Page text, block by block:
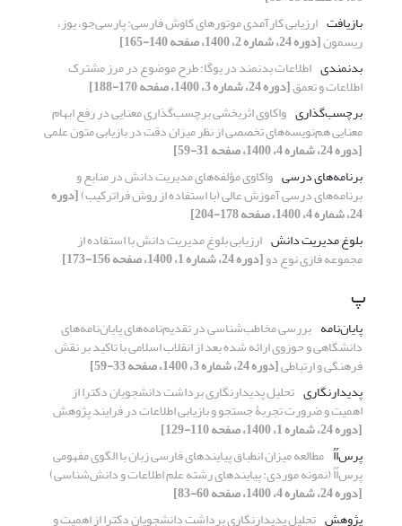
بازیافت ارزیابی کارآمدی موتورهای کاوش فارسی: پارسی‌جو، یوز،
ریسمون[دوره 24، شماره 2، 1400، صفحه 140-165]
بدنمندی اطلاعات بدنمند در یوگا: طرح موضوع در مرز مشترک
اطلاعات و تعمق[دوره 24، شماره 3، 1400، صفحه 170-188]
برچسب‌گذاری واکاوی اثربخشی برچسب‌گذاری معنایی در رفع ابهام
معنایی هم‌نویسه‌های تخصصی از نظر میزان دقت در بازیابی متون علمی
[دوره 24، شماره 4، 1400، صفحه 31-59]
برنامه‌های درسی واکاوی مؤلفه‌های مدیریت دانش در منابع و
برنامه‌های درسی آموزش عالی (با استفاده از روش فراترکیب)[دوره
24، شماره 4، 1400، صفحه 178-204]
بلوغ مدیریت دانش ارزیابی بلوغ مدیریت دانش با استفاده از
مجموعه فازی نوع دو[دوره 24، شماره 1، 1400، صفحه 156-173]
پ
پایان‌نامه بررسی مخاطب‌شناسی در تقدیم‌نامه‌های پایان‌نامه‌های
دانشگاهی و حوزوی ارائه شده بعد از انقلاب اسلامی با تاکید بر نقش
فرهنگی و ارتباطی[دوره 24، شماره 3، 1400، صفحه 33-59]
پدیدارنگاری تحلیل پدیدارنگاری برداشت دانشجویان دکترا از
اهمیت و ضرورت تجربۀ جستجو و بازیابی اطلاعات در فرایند پژوهش
[دوره 24، شماره 1، 1400، صفحه 110-129]
پرس‌اُاُ مطالعه میزان انطباق پیایندهای فارسی زبان با الگوی مفهومی
پرس‌اُاُ (نمونه موردی: پیایندهای رشته علم اطلاعات و دانش‌شناسی)
[دوره 24، شماره 4، 1400، صفحه 60-83]
پژوهش تحلیل پدیدارنگاری برداشت دانشجویان دکترا از اهمیت و